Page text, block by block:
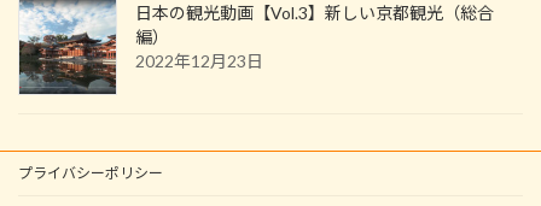
日本の観光動画【Vol.3】新しい京都観光（総合
編）
2022年12月23日
プライバシーポリシー